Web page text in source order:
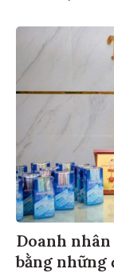
Doanh
bằng những